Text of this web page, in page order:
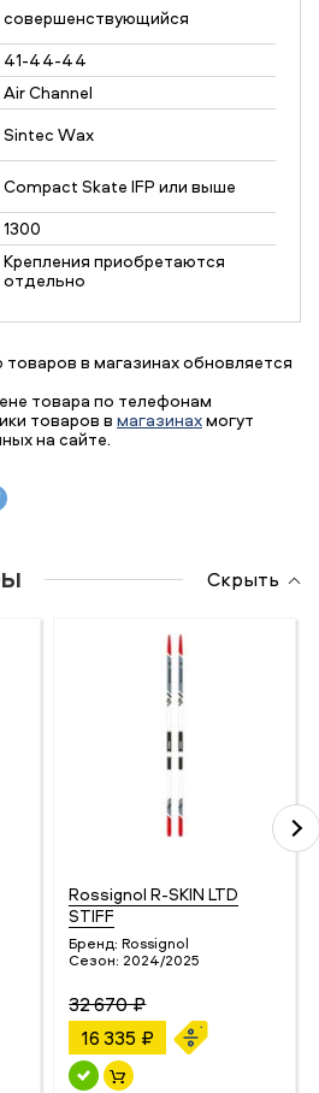
совершенствующийся
41-44-44
Air Channel
Sintec Wax
Compact Skate IFP или выше
1300
Крепления приобретаются
отдельно
в магазинах обновляется
товара по телефонам
товаров в магазинахмогут
на сайте.
Скрыть
Rossignol R-SKIN LTD
STIFF
Бренд: Rossignol
Сезон: 2024/2025
32 670 ₽
16 335 ₽